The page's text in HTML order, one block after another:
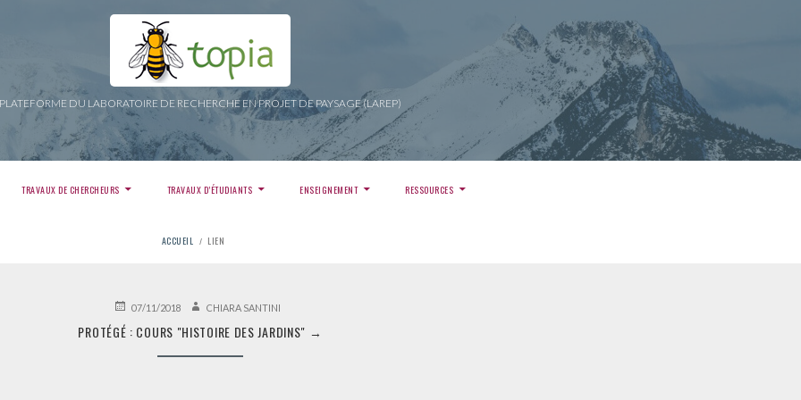
PLATEFORME DU LABORATOIRE DE RECHERCHE EN PROJET DE PAYSAGE (LAREP)
TRAVAUX DE CHERCHEURS TRAVAUX D’ÉTUDIANTS ENSEIGNEMENT RESSOURCES
ACCUEIL LIEN
PUBLIÉ07/11/2018 AUTEUR
CHIARA SANTINI
PROTÉGÉ : COURS "HISTOIRE DES JARDINS" →